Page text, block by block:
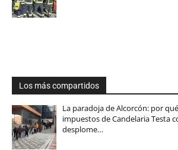
Los más compartidos
La paradoja de Alcorcón: por
impuestos de Candelaria Testa
desplome…